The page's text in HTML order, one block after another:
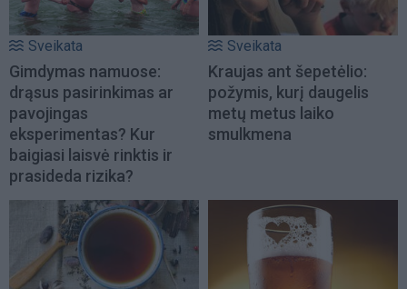
Sveikata
Gimdymas namuose:
drąsus pasirinkimas ar
pavojingas
eksperimentas? Kur
baigiasi laisvė rinktis ir
prasideda rizika?
Sveikata
Kraujas ant šepetėlio:
požymis, kurį daugelis
metų metus laiko
smulkmena